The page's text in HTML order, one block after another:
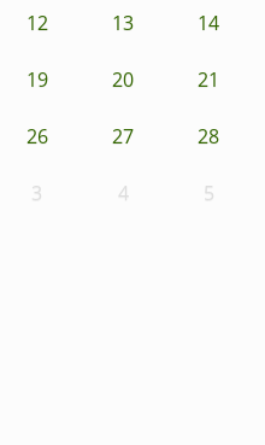
12 13 14
19 20 21
26 27 28
3 4 5